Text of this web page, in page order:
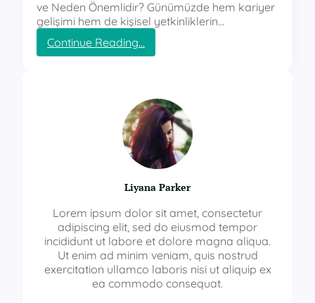
ve Neden Önemlidir? Günümüzde hem kariyer
gelişimi hem de kişisel yetkinliklerin…
Continue Reading…
y
g
ı
n
s
e
r
t
f
i
k
a
Liyana Parker
Lorem ipsum dolor sit amet, consectetur
adipiscing elit, sed do eiusmod tempor
incididunt ut labore et dolore magna aliqua.
Ut enim ad minim veniam, quis nostrud
exercitation ullamco laboris nisi ut aliquip ex
ea commodo consequat.